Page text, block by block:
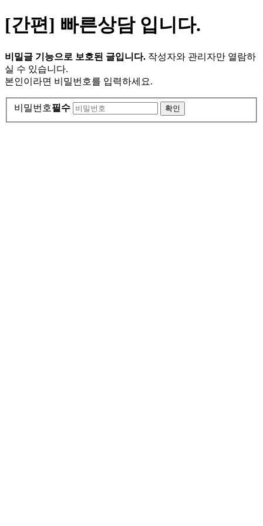
[간편] 빠른상담 입니다.
비밀글 기능으로 보호된 글입니다. 작성자와 관리자만 열람하
실 수 있습니다.
본인이라면 비밀번호를 입력하세요.
비밀번호필수